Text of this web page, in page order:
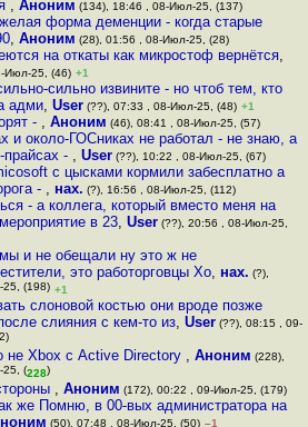
,Аноним (134), 18:46 , 08-Июл-25, (137)
форма деменции - когда старые
, Аноним (28), 01:56 , 08-Июл-25, (28)
на откаты как микростоф вернётся,
Июл-25, (46) +1
сильно извините - но чтоб тем, кто
адми,User (??), 07:33 , 08-Июл-25, (48) +1
- , Аноним (46), 08:41 , 08-Июл-25, (57)
и около-ГОСниках не работал - не знаю, а
- , User(??), 10:22 , 08-Июл-25, (67)
с цысками кормили забесплатно а
- , нах. (?), 16:56 , 08-Июл-25, (112)
- а коллега, который вместо меня на
в 23, User(??), 20:56 , 08-Июл-25,
и не обещали ну это ж не
это работорговцы Хо, нах. (?),
(198) +1
слоновой костью они вроде позже
слияния с кем-то из, User(??), 08:15 , 09-
не Xbox с Active Directory ,Аноним (228),
(228)
, Аноним (172), 00:22 , 09-Июл-25, (179)
же Помню, в 00-вых администратора на
(50), 07:48 , 08-Июл-25, (50) –1